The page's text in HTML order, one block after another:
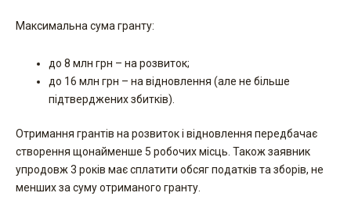
Максимальна сума гранту:
до 8 млн грн ­– на розвиток;
до 16 млн грн – на відновлення (але не більше
підтверджених збитків).
Отримання грантів на розвиток і відновлення передбачає
створення щонайменше 5 робочих місць. Також заявник
упродовж 3 років має сплатити обсяг податків та зборів, не
менших за суму отриманого гранту.